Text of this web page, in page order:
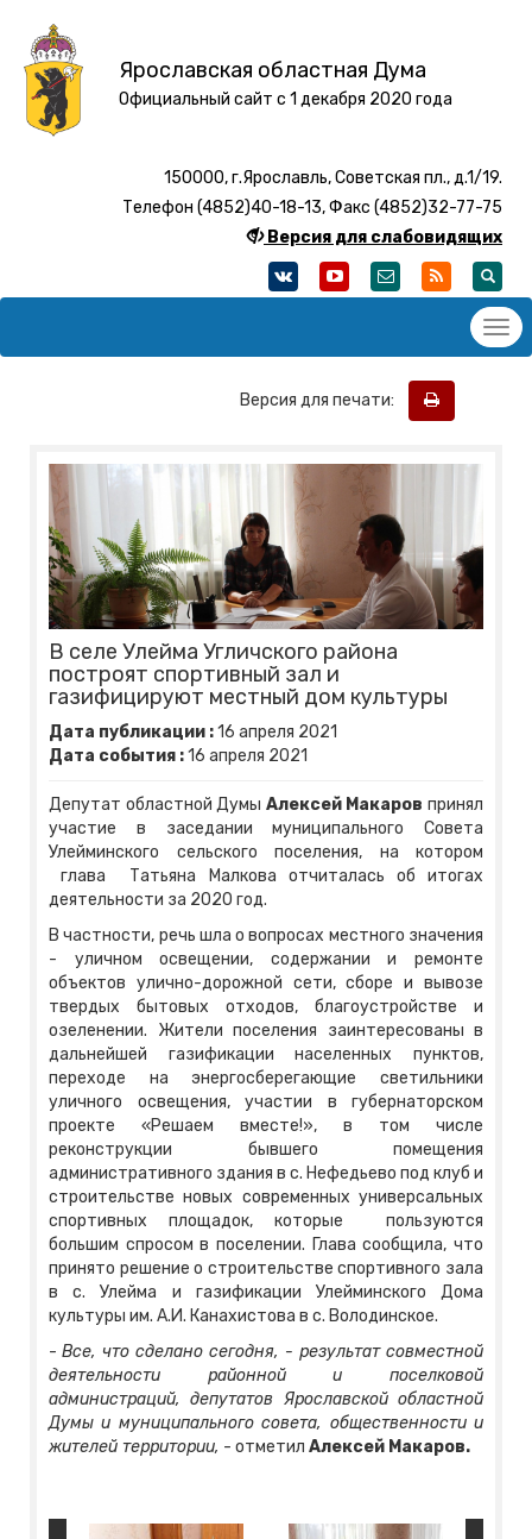
Ярославская областная Дума
Официальный сайт с 1 декабря 2020 года
150000, г.Ярославль, Советская пл., д.1/19.
Телефон (4852)40-18-13, Факс (4852)32-77-75
Версия для слабовидящих
Версия для печати:
В селе Улейма Угличского района
построят спортивный зал и
газифицируют местный дом культуры
Дата публикации :16 апреля 2021
Дата события :16 апреля 2021
Депутат областной Думы Алексей Макаров принял
участие в заседании муниципального Совета
Улейминского сельского поселения, на котором
глава Татьяна Малкова отчиталась об итогах
деятельности за 2020 год.
В частности, речь шла о вопросах местного значения
- уличном освещении, содержании и ремонте
объектов улично-дорожной сети, сборе и вывозе
твердых бытовых отходов, благоустройстве и
озеленении. Жители поселения заинтересованы в
дальнейшей газификации населенных пунктов,
переходе на энергосберегающие светильники
уличного освещения, участии в губернаторском
проекте «Решаем вместе!», в том числе
реконструкции бывшего помещения
административного здания в с. Нефедьево под клуб и
строительстве новых современных универсальных
спортивных площадок, которые пользуются
большим спросом в поселении. Глава сообщила, что
принято решение о строительстве спортивного зала
в с. Улейма и газификации Улейминского Дома
культуры им. А.И. Канахистова в с. Володинское.
- Все, что сделано сегодня, - результат совместной
деятельности районной и поселковой
администраций, депутатов Ярославской областной
Думы и муниципального совета, общественности и
жителей территории, - отметил Алексей Макаров.